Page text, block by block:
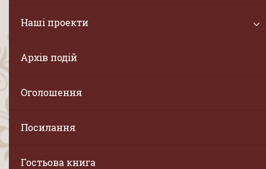
Наші проекти
Архів подій
Оголошення
Посилання
Гостьова книга